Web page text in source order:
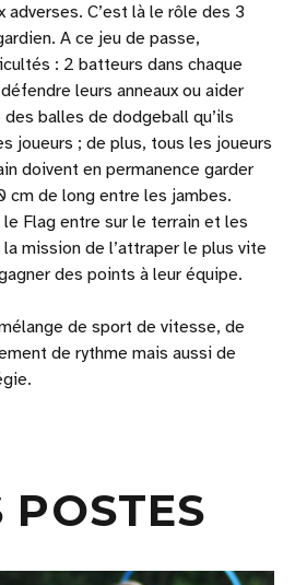
adverses. C’est là le rôle des 3
A ce jeu de passe,
: 2 batteurs dans chaque
leurs anneaux ou aider
des balles de dodgeball qu’ils
joueurs ; de plus, tous les joueurs
doivent en permanence garder
cm de long entre les jambes.
le Flag entre sur le terrain et les
mission de l’attraper le plus vite
des points à leur équipe.
de sport de vitesse, de
de rythme mais aussi de
POSTES